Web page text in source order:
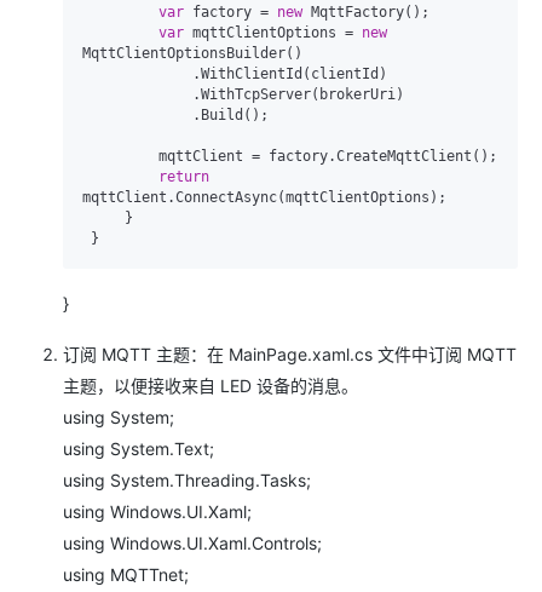
var factory = new MqttFactory();
var mqttClientOptions = new
MqttClientOptionsBuilder()
return
mqttClient.ConnectAsync(mqttClientOptions);
}
订阅 MQTT 主题：在 MainPage.xaml.cs 文件中订阅 MQTT
主题，以便接收来自 LED 设备的消息。
using System;
using System.Text;
using System.Threading.Tasks;
using Windows.UI.Xaml;
using Windows.UI.Xaml.Controls;
using MQTTnet;